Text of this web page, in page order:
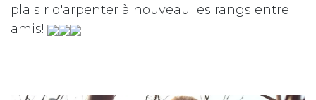
plaisir d'arpenter à nouveau les rangs entre
amis!